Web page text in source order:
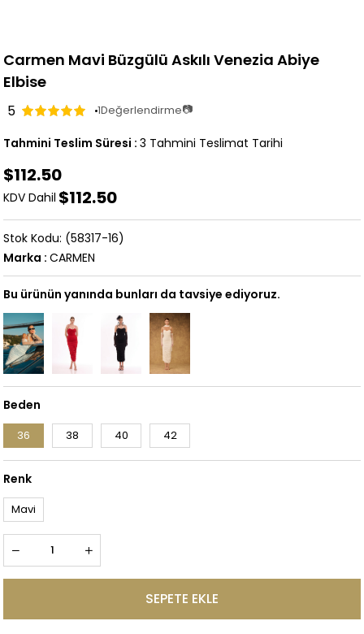
Carmen Mavi Büzgülü Askılı Venezia Abiye
Elbise
5 1Değerlendirme📷
Tahmini Teslim Süresi : 3 Tahmini Teslimat Tarihi
$112.50
KDV Dahil $112.50
(58317-16)
Marka : CARMEN
Bu ürünün yanında bunları da tavsiye ediyoruz.
Beden
36 38 40 42
Renk
Mavi